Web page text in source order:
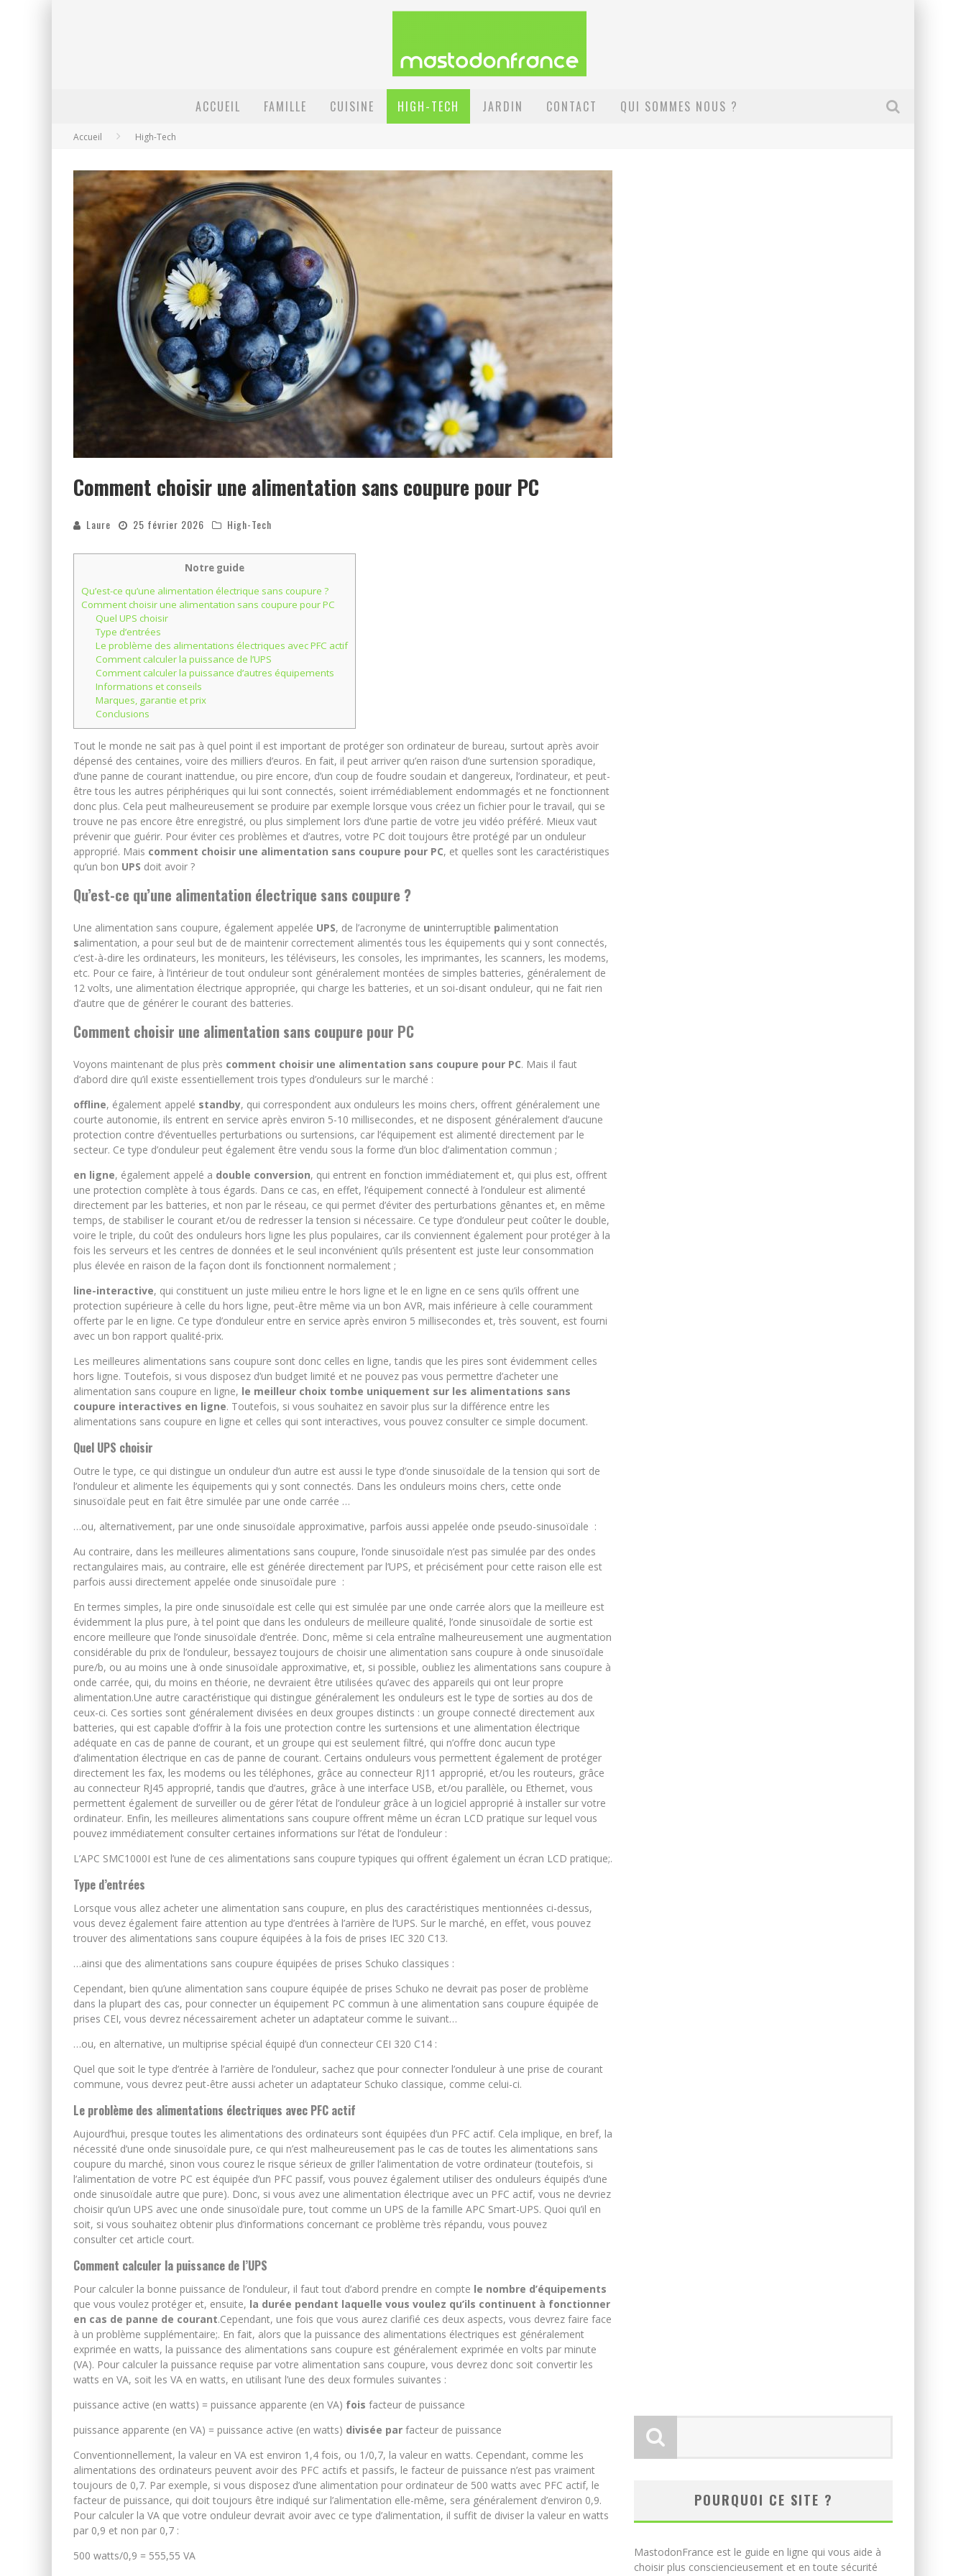
ACCUEIL FAMILLE CUISINE HIGH-TECH JARDIN CONTACT QUI SOMMES NOUS ?
Accueil High-Tech
Comment choisir une alimentation sans coupure pour PC
Laure 25 février 2026 High-Tech
Notre guide
Qu’est-ce qu’une alimentation électrique sans coupure ?
Comment choisir une alimentation sans coupure pour PC
Quel UPS choisir
Type d’entrées
Le problème des alimentations électriques avec PFC actif
Comment calculer la puissance de l’UPS
Comment calculer la puissance d’autres équipements
Informations et conseils
Marques, garantie et prix
Conclusions
Tout le monde ne sait pas à quel point il est important de protéger son ordinateur de bureau, surtout après avoir
dépensé des centaines, voire des milliers d’euros. En fait, il peut arriver qu’en raison d’une surtension sporadique,
d’une panne de courant inattendue, ou pire encore, d’un coup de foudre soudain et dangereux, l’ordinateur, et peut-
être tous les autres périphériques qui lui sont connectés, soient irrémédiablement endommagés et ne fonctionnent
donc plus. Cela peut malheureusement se produire par exemple lorsque vous créez un fichier pour le travail, qui se
trouve ne pas encore être enregistré, ou plus simplement lors d’une partie de votre jeu vidéo préféré. Mieux vaut
prévenir que guérir. Pour éviter ces problèmes et d’autres, votre PC doit toujours être protégé par un onduleur
approprié. Mais comment choisir une alimentation sans coupure pour PC, et quelles sont les caractéristiques
qu’un bon UPS doit avoir ?
Qu’est-ce qu’une alimentation électrique sans coupure ?
Une alimentation sans coupure, également appelée UPS, de l’acronyme de uninterruptible palimentation
salimentation, a pour seul but de de maintenir correctement alimentés tous les équipements qui y sont connectés,
c’est-à-dire les ordinateurs, les moniteurs, les téléviseurs, les consoles, les imprimantes, les scanners, les modems,
etc. Pour ce faire, à l’intérieur de tout onduleur sont généralement montées de simples batteries, généralement de
12 volts, une alimentation électrique appropriée, qui charge les batteries, et un soi-disant onduleur, qui ne fait rien
d’autre que de générer le courant des batteries.
Comment choisir une alimentation sans coupure pour PC
Voyons maintenant de plus près comment choisir une alimentation sans coupure pour PC. Mais il faut
d’abord dire qu’il existe essentiellement trois types d’onduleurs sur le marché :
offline, également appelé standby, qui correspondent aux onduleurs les moins chers, offrent généralement une
courte autonomie, ils entrent en service après environ 5-10 millisecondes, et ne disposent généralement d’aucune
protection contre d’éventuelles perturbations ou surtensions, car l’équipement est alimenté directement par le
secteur. Ce type d’onduleur peut également être vendu sous la forme d’un bloc d’alimentation commun ;
en ligne, également appelé a double conversion, qui entrent en fonction immédiatement et, qui plus est, offrent
une protection complète à tous égards. Dans ce cas, en effet, l’équipement connecté à l’onduleur est alimenté
directement par les batteries, et non par le réseau, ce qui permet d’éviter des perturbations gênantes et, en même
temps, de stabiliser le courant et/ou de redresser la tension si nécessaire. Ce type d’onduleur peut coûter le double,
voire le triple, du coût des onduleurs hors ligne les plus populaires, car ils conviennent également pour protéger à la
fois les serveurs et les centres de données et le seul inconvénient qu’ils présentent est juste leur consommation
plus élevée en raison de la façon dont ils fonctionnent normalement ;
line-interactive, qui constituent un juste milieu entre le hors ligne et le en ligne en ce sens qu’ils offrent une
protection supérieure à celle du hors ligne, peut-être même via un bon AVR, mais inférieure à celle couramment
offerte par le en ligne. Ce type d’onduleur entre en service après environ 5 millisecondes et, très souvent, est fourni
avec un bon rapport qualité-prix.
Les meilleures alimentations sans coupure sont donc celles en ligne, tandis que les pires sont évidemment celles
hors ligne. Toutefois, si vous disposez d’un budget limité et ne pouvez pas vous permettre d’acheter une
alimentation sans coupure en ligne, le meilleur choix tombe uniquement sur les alimentations sans
coupure interactives en ligne. Toutefois, si vous souhaitez en savoir plus sur la différence entre les
alimentations sans coupure en ligne et celles qui sont interactives, vous pouvez consulter ce simple document.
Quel UPS choisir
Outre le type, ce qui distingue un onduleur d’un autre est aussi le type d’onde sinusoïdale de la tension qui sort de
l’onduleur et alimente les équipements qui y sont connectés. Dans les onduleurs moins chers, cette onde
sinusoïdale peut en fait être simulée par une onde carrée …
…ou, alternativement, par une onde sinusoïdale approximative, parfois aussi appelée onde pseudo-sinusoïdale :
Au contraire, dans les meilleures alimentations sans coupure, l’onde sinusoïdale n’est pas simulée par des ondes
rectangulaires mais, au contraire, elle est générée directement par l’UPS, et précisément pour cette raison elle est
parfois aussi directement appelée onde sinusoïdale pure :
En termes simples, la pire onde sinusoïdale est celle qui est simulée par une onde carrée alors que la meilleure est
évidemment la plus pure, à tel point que dans les onduleurs de meilleure qualité, l’onde sinusoïdale de sortie est
encore meilleure que l’onde sinusoïdale d’entrée. Donc, même si cela entraîne malheureusement une augmentation
considérable du prix de l’onduleur, bessayez toujours de choisir une alimentation sans coupure à onde sinusoïdale
pure/b, ou au moins une à onde sinusoïdale approximative, et, si possible, oubliez les alimentations sans coupure à
onde carrée, qui, du moins en théorie, ne devraient être utilisées qu’avec des appareils qui ont leur propre
alimentation.Une autre caractéristique qui distingue généralement les onduleurs est le type de sorties au dos de
ceux-ci. Ces sorties sont généralement divisées en deux groupes distincts : un groupe connecté directement aux
batteries, qui est capable d’offrir à la fois une protection contre les surtensions et une alimentation électrique
adéquate en cas de panne de courant, et un groupe qui est seulement filtré, qui n’offre donc aucun type
d’alimentation électrique en cas de panne de courant. Certains onduleurs vous permettent également de protéger
directement les fax, les modems ou les téléphones, grâce au connecteur RJ11 approprié, et/ou les routeurs, grâce
au connecteur RJ45 approprié, tandis que d’autres, grâce à une interface USB, et/ou parallèle, ou Ethernet, vous
permettent également de surveiller ou de gérer l’état de l’onduleur grâce à un logiciel approprié à installer sur votre
ordinateur. Enfin, les meilleures alimentations sans coupure offrent même un écran LCD pratique sur lequel vous
pouvez immédiatement consulter certaines informations sur l’état de l’onduleur :
L’APC SMC1000I est l’une de ces alimentations sans coupure typiques qui offrent également un écran LCD pratique;.
Type d’entrées
Lorsque vous allez acheter une alimentation sans coupure, en plus des caractéristiques mentionnées ci-dessus,
vous devez également faire attention au type d’entrées à l’arrière de l’UPS. Sur le marché, en effet, vous pouvez
trouver des alimentations sans coupure équipées à la fois de prises IEC 320 C13.
…ainsi que des alimentations sans coupure équipées de prises Schuko classiques :
Cependant, bien qu’une alimentation sans coupure équipée de prises Schuko ne devrait pas poser de problème
dans la plupart des cas, pour connecter un équipement PC commun à une alimentation sans coupure équipée de
prises CEI, vous devrez nécessairement acheter un adaptateur comme le suivant…
…ou, en alternative, un multiprise spécial équipé d’un connecteur CEI 320 C14 :
Quel que soit le type d’entrée à l’arrière de l’onduleur, sachez que pour connecter l’onduleur à une prise de courant
commune, vous devrez peut-être aussi acheter un adaptateur Schuko classique, comme celui-ci.
Le problème des alimentations électriques avec PFC actif
Aujourd’hui, presque toutes les alimentations des ordinateurs sont équipées d’un PFC actif. Cela implique, en bref, la
nécessité d’une onde sinusoïdale pure, ce qui n’est malheureusement pas le cas de toutes les alimentations sans
coupure du marché, sinon vous courez le risque sérieux de griller l’alimentation de votre ordinateur (toutefois, si
l’alimentation de votre PC est équipée d’un PFC passif, vous pouvez également utiliser des onduleurs équipés d’une
onde sinusoïdale autre que pure). Donc, si vous avez une alimentation électrique avec un PFC actif, vous ne devriez
choisir qu’un UPS avec une onde sinusoïdale pure, tout comme un UPS de la famille APC Smart-UPS. Quoi qu’il en
soit, si vous souhaitez obtenir plus d’informations concernant ce problème très répandu, vous pouvez
consulter cet article court.
Comment calculer la puissance de l’UPS
Pour calculer la bonne puissance de l’onduleur, il faut tout d’abord prendre en compte le nombre d’équipements
que vous voulez protéger et, ensuite, la durée pendant laquelle vous voulez qu’ils continuent à fonctionner
en cas de panne de courant.Cependant, une fois que vous aurez clarifié ces deux aspects, vous devrez faire face
à un problème supplémentaire;. En fait, alors que la puissance des alimentations électriques est généralement
exprimée en watts, la puissance des alimentations sans coupure est généralement exprimée en volts par minute
(VA). Pour calculer la puissance requise par votre alimentation sans coupure, vous devrez donc soit convertir les
watts en VA, soit les VA en watts, en utilisant l’une des deux formules suivantes :
puissance active (en watts) = puissance apparente (en VA) fois facteur de puissance
puissance apparente (en VA) = puissance active (en watts) divisée par facteur de puissance
Conventionnellement, la valeur en VA est environ 1,4 fois, ou 1/0,7, la valeur en watts. Cependant, comme les
alimentations des ordinateurs peuvent avoir des PFC actifs et passifs, le facteur de puissance n’est pas vraiment
toujours de 0,7. Par exemple, si vous disposez d’une alimentation pour ordinateur de 500 watts avec PFC actif, le
facteur de puissance, qui doit toujours être indiqué sur l’alimentation elle-même, sera généralement d’environ 0,9.
Pour calculer la VA que votre onduleur devrait avoir avec ce type d’alimentation, il suffit de diviser la valeur en watts
par 0,9 et non par 0,7 :
500 watts/0,9 = 555,55 VA
POURQUOI CE SITE ?
MastodonFrance est le guide en ligne qui vous aide à
choisir plus consciencieusement et en toute sécurité